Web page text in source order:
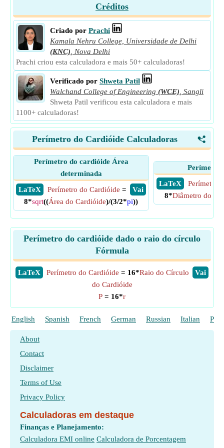
Créditos
Criado por Prachi
Kamala Nehru College, Universidade de Delhi
(KNC)
Nova Delhi
Prachi criou esta calculadora e mais 50+ calculadoras!
Verificado por Shweta Patil
Walchand College of Engineering (WCE) Sangli
Shweta Patil verificou esta calculadora e mais
1100+ calculadoras!
<
Perímetro do Cardióide Calculadoras
Perímetro do cardióide Área
determinada
​ LaTeX
​ Vai
Perímetro do Cardióide =
8*sqrt((Área do Cardióide)/(3/2*pi))
Perímetro
​ LaTeX
Perímetro
8*Diâmetro do
Perímetro do cardióide dado o raio do círculo
Fórmula
​LaTeX ​Vai
Perímetro do Cardióide = 16*Raio do Círculo
do Cardióide
P = 16*r
English Spanish French German Russian Italian
About
Contact
Disclaimer
Terms of Use
Privacy Policy
Calculadoras em destaque
Finanças e Planejamento:
Calculadora EMI online Calculadora de Porcentagem